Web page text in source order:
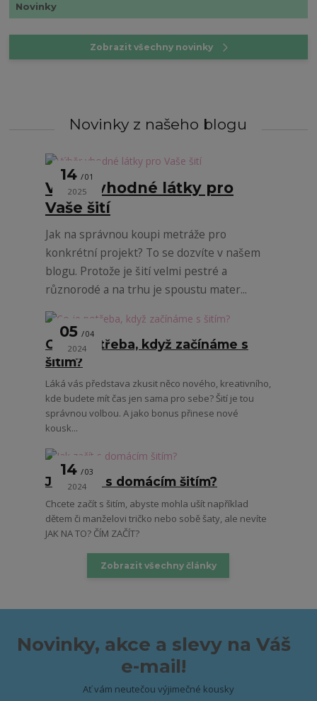
Novinky
Zobrazit všechny novinky
Novinky z našeho blogu
14 01
2025
Výběr vhodné látky pro
Vaše šití
Jak na správnou koupi metráže pro
konkrétní projekt? To se dozvíte v našem
blogu. Protože je šití velmi pestré a
různorodé a na trhu je spoustu mater...
05 04
2024
Co je potřeba, když začínáme s
šitím?
Láká vás představa zkusit něco nového, kreativního,
kde budete mít čas jen sama pro sebe? Šití je tou
správnou volbou. A jako bonus přinese nové
kousk...
14 03
2024
Jak začít s domácím šitím?
Chcete začít s šitím, abyste mohla ušít například
dětem či manželovi tričko nebo sobě šaty, ale nevíte
JAK NA TO? ČÍM ZAČÍT?
Zobrazit všechny články
Novinky, akce a slevy na Váš
e-mail!
Ať vám neutečou výjimečné kousky